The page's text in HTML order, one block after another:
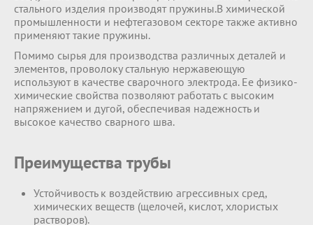
стального изделия производят пружины.В химической
промышленности и нефтегазовом секторе также активно
применяют такие пружины.
Помимо сырья для производства различных деталей и
элементов, проволоку стальную нержавеющую
используют в качестве сварочного электрода. Ее физико-
химические свойства позволяют работать с высоким
напряжением и дугой, обеспечивая надежность и
высокое качество сварного шва.
Преимущества трубы
Устойчивость к воздействию агрессивных сред,
химических веществ (щелочей, кислот, хлористых
растворов).